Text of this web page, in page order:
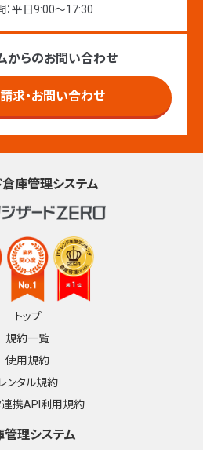
：平日9:00〜17:30
からのお問い合わせ
求・お問い合わせ
倉庫管理システム
トップ
規約一覧
使用規約
レンタル規約
連携API利用規約
管理システム